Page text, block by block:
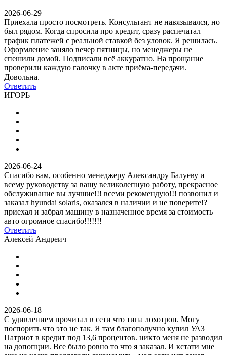
2026-06-29
Приехала просто посмотреть. Консультант не навязывался, но
был рядом. Когда спросила про кредит, сразу распечатал
график платежей с реальной ставкой без уловок. Я решилась.
Оформление заняло вечер пятницы, но менеджеры не
спешили домой. Подписали всё аккуратно. На прощание
проверили каждую галочку в акте приёма-передачи.
Довольна.
Ответить
ИГОРЬ
2026-06-24
Спасибо вам, особенно менеджеру Александру Балуеву и
всему руководству за вашу великолепную работу, прекрасное
обслуживание вы лучшие!!! всеми рекомендую!!! позвонил и
заказал hyundai solaris, оказался в наличии и не поверите!?
приехал и забрал машину в назначенное время за стоимость
авто огромное спасибо!!!!!!!
Ответить
Алексей Андреич
2026-06-18
С удивлением прочитал в сети что типа лохотрон. Могу
поспорить что это не так. Я там благополучно купил УАЗ
Патриот в кредит под 13,6 процентов. никто меня не разводил
на допопции. Все было ровно то что я заказал. И кстати мне